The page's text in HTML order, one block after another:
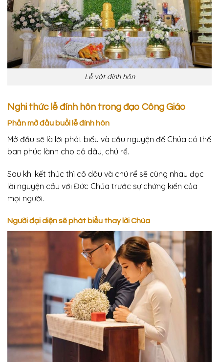
Lễ vật đính hôn
Nghi thức lễ đính hôn trong đạo Công Giáo
Phần mở đầu buổi lễ đính hôn
Mở đầu sẽ là lời phát biểu và cầu nguyện để Chúa có thể
ban phúc lành cho cô dâu, chú rể.
Sau khi kết thúc thì cô dâu và chú rể sẽ cùng nhau đọc
lời nguyện cầu với Đức Chúa trước sự chứng kiến của
mọi người.
Người đại diện sẽ phát biểu thay lời Chúa